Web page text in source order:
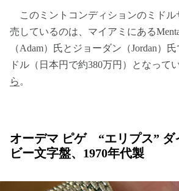
このミントコンディションのミドル
売しているのは、マイアミにある
（Adam）氏とジョーダン（Jordan）
ドル（日本円で約380万円）となって
ら 。
オーデマ ピゲ “エリプス” ダ
ビー文字盤、1970年代製